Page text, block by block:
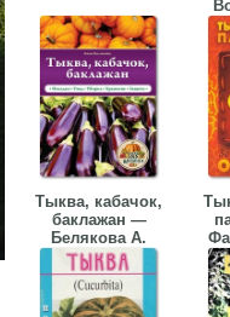
Тыква, кабачок,
баклажан —
Белякова А.